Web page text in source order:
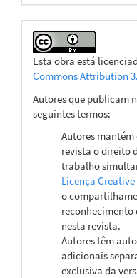
Esta obra está
Commons Attribution
Autores que publicam
seguintes termos:
Autores
revista o direito
trabalho
Licença
o
nesta revista.
Autores têm
adicionais
exclusiva da